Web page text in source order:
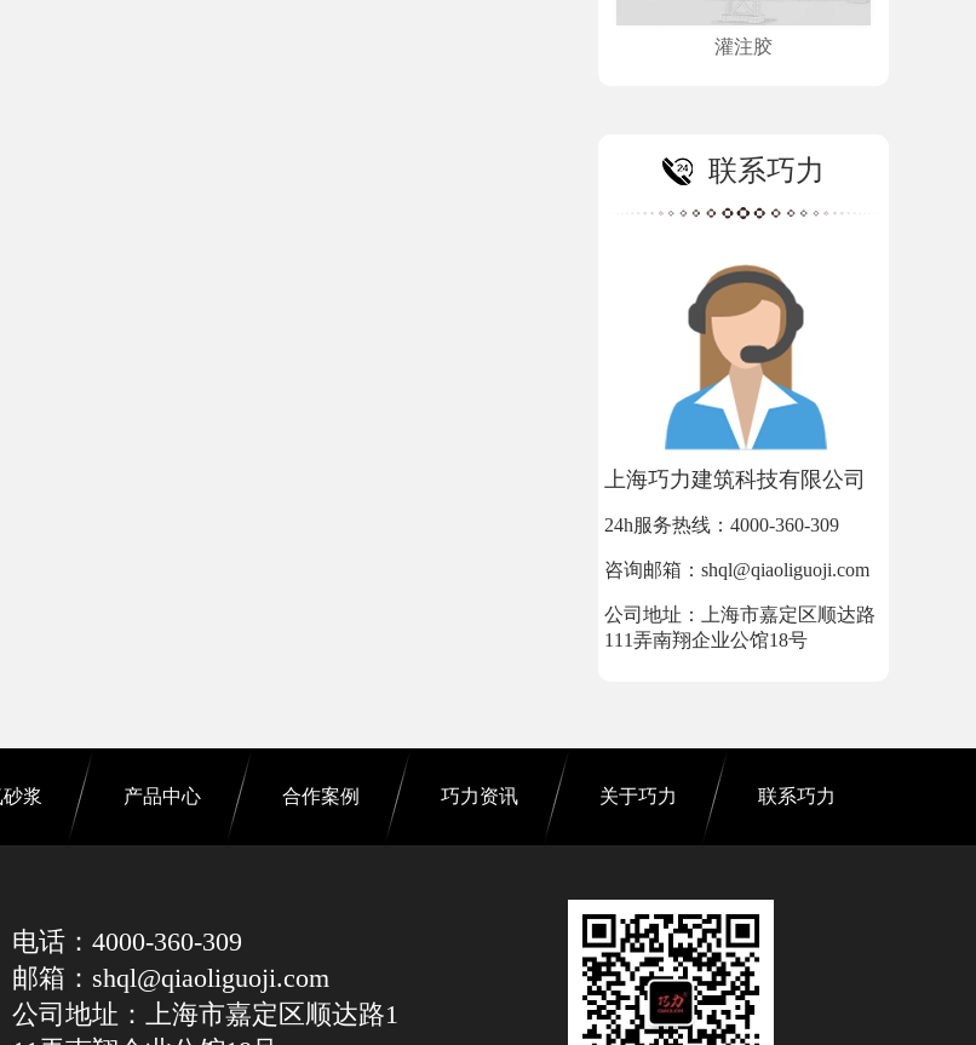
灌注胶
联系巧力
上海巧力建筑科技有限公司
24h服务热线：4000-360-309
咨询邮箱：shql@qiaoliguoji.com
公司地址：上海市嘉定区顺达路
111弄南翔企业公馆18号
浆 产品中心 合作案例 巧力资讯 关于巧力 联系巧力
电话：4000-360-309
邮箱：shql@qiaoliguoji.com
公司地址：上海市嘉定区顺达路1